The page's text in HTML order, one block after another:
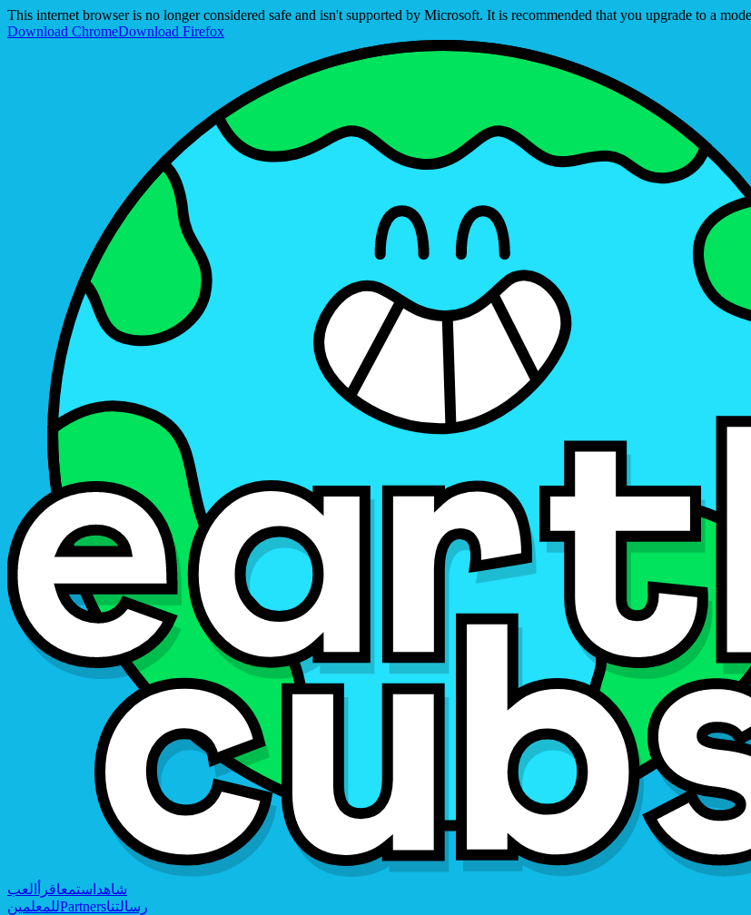
This internet browser is no longer considered safe and isn't supported by Microsoft. It is recommended that you upgrade to a
Download ChromeDownload Firefox
شاهد استمعاقرأ
العب
للمعلمينPartnersرسالتنا